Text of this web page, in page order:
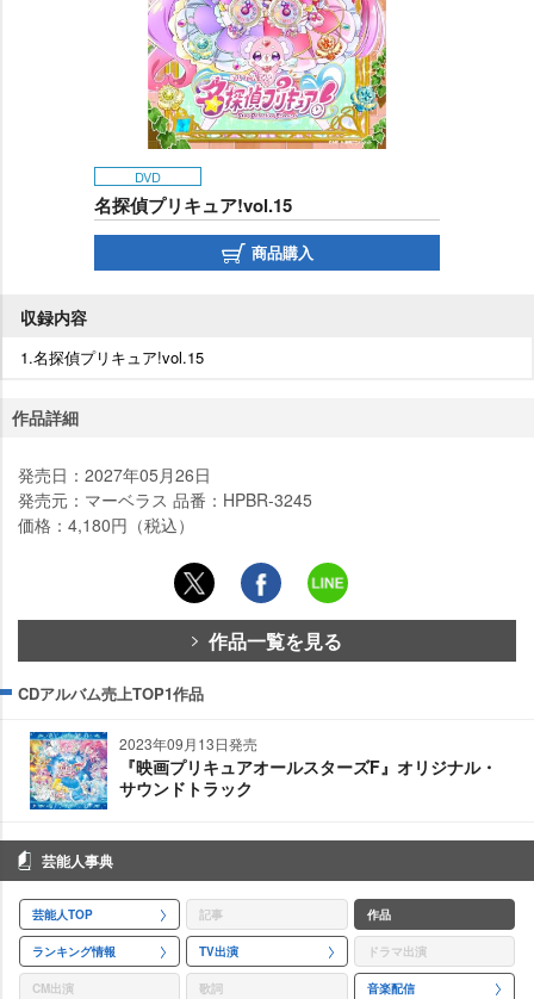
DVD
名探偵プリキュア!vol.15
商品購入
収録内容
1.名探偵プリキュア!vol.15
作品詳細
発売日：2027年05月26日
発売元：マーベラス 品番：HPBR-3245
価格：4,180円（税込）
作品一覧を見る
CDアルバム売上TOP1作品
2023年09月13日発売
『映画プリキュアオールスターズF』オリジナル・
サウンドトラック
芸能人事典
芸能人TOP 記事 作品
ランキング情報 TV出演 ドラマ出演
CM出演 歌詞 音楽配信